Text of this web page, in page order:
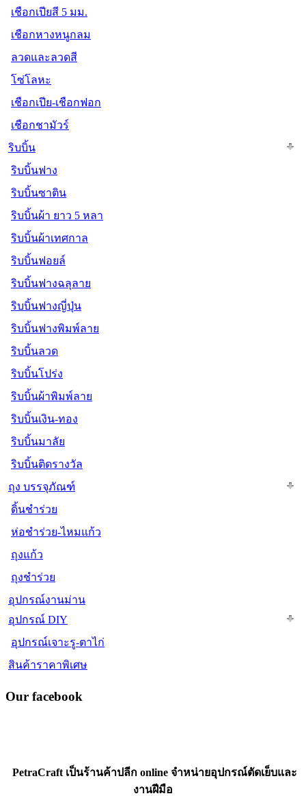
เชือกเปียสี 5 มม.
เชือกหางหนูกลม
ลวดและลวดสี
โซ่โลหะ
เชือกเปีย-เชือกฟอก
เชือกชามัวร์
ริบบิ้น
ริบบิ้นฟาง
ริบบิ้นซาติน
ริบบิ้นผ้า ยาว 5 หลา
ริบบิ้นผ้าเทศกาล
ริบบิ้นฟอยล์
ริบบิ้นฟางฉลุลาย
ริบบิ้นฟางญี่ปุ่น
ริบบิ้นฟางพิมพ์ลาย
ริบบิ้นลวด
ริบบิ้นโปร่ง
ริบบิ้นผ้าพิมพ์ลาย
ริบบิ้นเงิน-ทอง
ริบบิ้นมาลัย
ริบบิ้นติดรางวัล
ถุง บรรจุภัณฑ์
ดิ้นชำร่วย
ห่อชำร่วย-ไหมแก้ว
ถุงแก้ว
ถุงชำร่วย
อุปกรณ์งานม่าน
อุปกรณ์ DIY
อุปกรณ์เจาะรู-ตาไก่
สินค้าราคาพิเศษ
Our facebook
PetraCraft เป็นร้านค้าปลีก online จำหน่ายอุปกรณ์ตัดเย็บและ
งานฝีมือ